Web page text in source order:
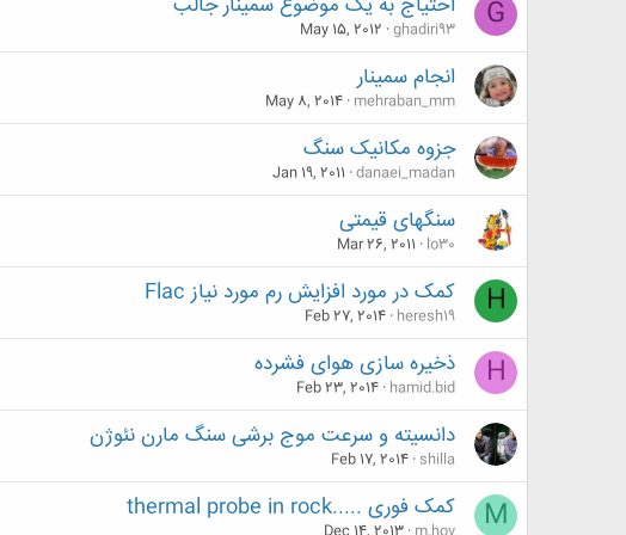
G
ghadiri93
May 15, 2012
انجام سمینار
mehraban_mm
May 8, 2014
جزوه مکانیک سنگ
danaei_madan
Jan 19, 2011
سنگهای قیمتی
lo30
Mar 26, 2011
H کمک در مورد افزایش رم مورد نیاز Flac
heresh19
Feb 27, 2014
H ذخیره سازی هوای فشرده
hamid.bid
Feb 23, 2014
دانسیته و سرعت موج برشی سنگ مارن نئوژن
shilla
Feb 17, 2014
M کمک فوری .....thermal probe in rock